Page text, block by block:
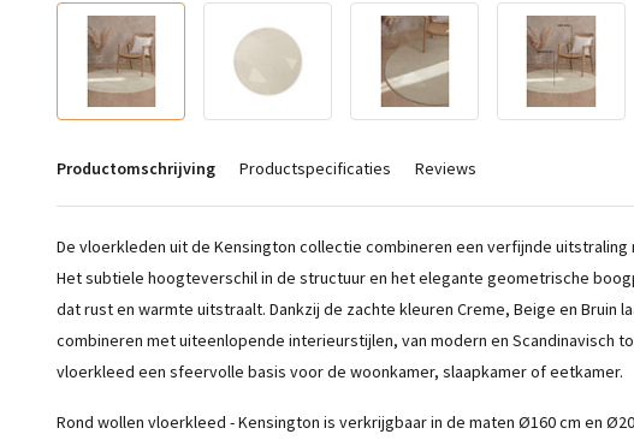
Productomschrijving Productspecificaties Reviews
De vloerkleden uit de Kensington collectie combineren een verfijnde
Het subtiele hoogteverschil in de structuur en het elegante geometrische
dat rust en warmte uitstraalt. Dankzij de zachte kleuren Creme, Beige en Bruin
combineren met uiteenlopende interieurstijlen, van modern en Scandinavisch
vloerkleed een sfeervolle basis voor de woonkamer, slaapkamer of eetkamer.
Rond wollen vloerkleed - Kensington is verkrijgbaar in de maten Ø160 cm en